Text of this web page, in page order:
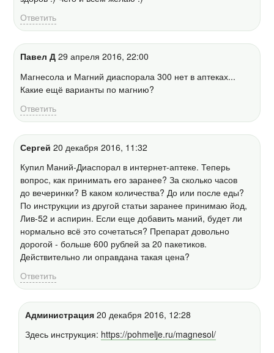
Ответить
Павел Д 29 апреля 2016, 22:00
Магнесола и Магний диаспорала 300 нет в аптеках...
Какие ещё варианты по магнию?
Ответить
Сергей 20 декабря 2016, 11:32
Купил Маний-Диаспорал в интернет-аптеке. Теперь
вопрос, как принимать его заранее? За сколько часов
до вечеринки? В каком количества? До или после еды?
По инструкции из другой статьи заранее принимаю йод,
Лив-52 и аспирин. Если еще добавить маний, будет ли
нормально всё это сочетаться? Препарат довольно
дорогой - больше 600 рублей за 20 пакетиков.
Действительно ли оправдана такая цена?
Ответить
Администрация 20 декабря 2016, 12:28
Здесь инструкция: https://pohmelje.ru/magnesol/